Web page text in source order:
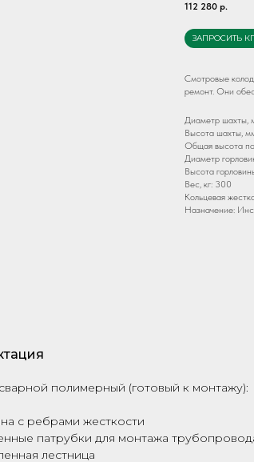
112 280 р.
ЗАПРОСИТЬ
Смотровые
ремонт. Они
Диаметр шахты,
Высота шахты,
Общая высота
Диаметр
Высота
Вес, кг: 300
Кольцевая
Назначение:
полимерный (готовый к монтажу):
с ребрами жесткости
патрубки для монтажа
лестница